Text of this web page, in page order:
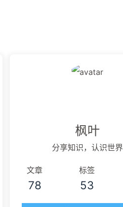
枫叶
分享知识，认识世界
文章
78
标签
53